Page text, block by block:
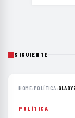
SIGUIENTE
HOME›POLÍTICA›
POLÍTICA